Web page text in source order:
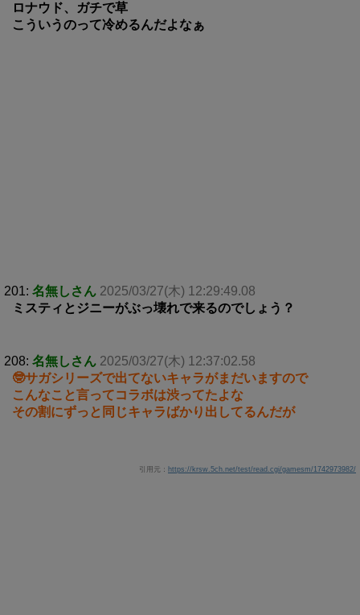
ロナウド、ガチで草
こういうのって冷めるんだよなぁ
201: 名無しさん 2025/03/27(木) 12:29:49.08
ミスティとジニーがぶっ壊れで来るのでしょう？
208: 名無しさん 2025/03/27(木) 12:37:02.58
🤓サガシリーズで出てないキャラがまだいますので
こんなこと言ってコラボは渋ってたよな
その割にずっと同じキャラばかり出してるんだが
引用元： https://krsw.5ch.net/test/read.cgi/gamesm/1742973982/